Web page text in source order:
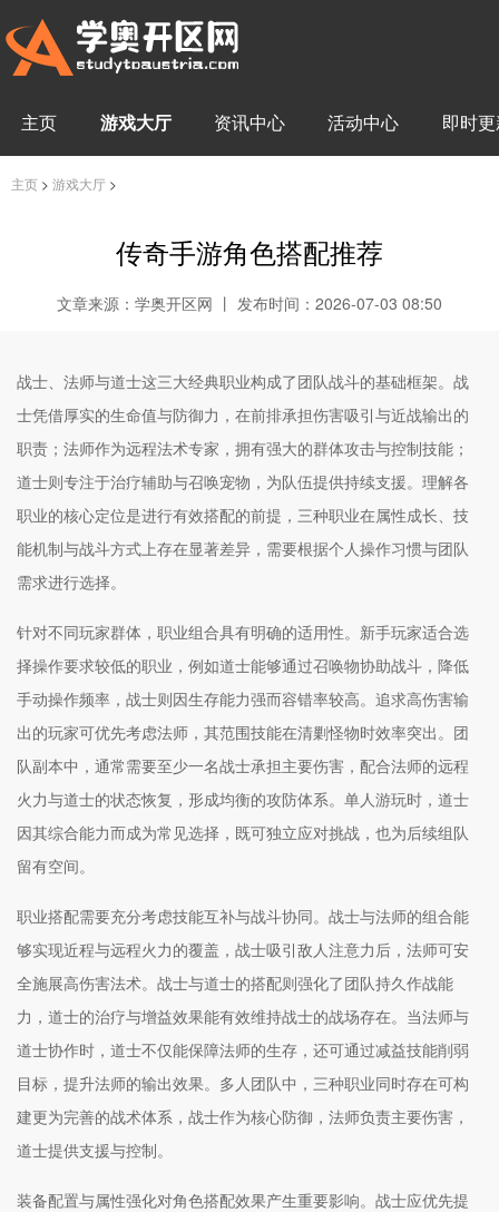
主页 游戏大厅 资讯中心 活动中心 即时
主页 > 游戏大厅 >
传奇手游角色搭配推荐
文章来源：学奥开区网 丨 发布时间：2026-07-03 08:50
战士、法师与道士这三大经典职业构成了团队战斗的基础框架。战
士凭借厚实的生命值与防御力，在前排承担伤害吸引与近战输出的
职责；法师作为远程法术专家，拥有强大的群体攻击与控制技能；
道士则专注于治疗辅助与召唤宠物，为队伍提供持续支援。理解各
职业的核心定位是进行有效搭配的前提，三种职业在属性成长、技
能机制与战斗方式上存在显著差异，需要根据个人操作习惯与团队
需求进行选择。
针对不同玩家群体，职业组合具有明确的适用性。新手玩家适合选
择操作要求较低的职业，例如道士能够通过召唤物协助战斗，降低
手动操作频率，战士则因生存能力强而容错率较高。追求高伤害输
出的玩家可优先考虑法师，其范围技能在清剿怪物时效率突出。团
队副本中，通常需要至少一名战士承担主要伤害，配合法师的远程
火力与道士的状态恢复，形成均衡的攻防体系。单人游玩时，道士
因其综合能力而成为常见选择，既可独立应对挑战，也为后续组队
留有空间。
职业搭配需要充分考虑技能互补与战斗协同。战士与法师的组合能
够实现近程与远程火力的覆盖，战士吸引敌人注意力后，法师可安
全施展高伤害法术。战士与道士的搭配则强化了团队持久作战能
力，道士的治疗与增益效果能有效维持战士的战场存在。当法师与
道士协作时，道士不仅能保障法师的生存，还可通过减益技能削弱
目标，提升法师的输出效果。多人团队中，三种职业同时存在可构
建更为完善的战术体系，战士作为核心防御，法师负责主要伤害，
道士提供支援与控制。
装备配置与属性强化对角色搭配效果产生重要影响。战士应优先提